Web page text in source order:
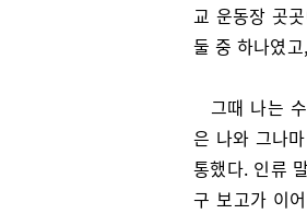
교 운동장 곳
둘 중 하나였
그때 나는
은 나와 그나
통했다. 인류
구 보고가 이